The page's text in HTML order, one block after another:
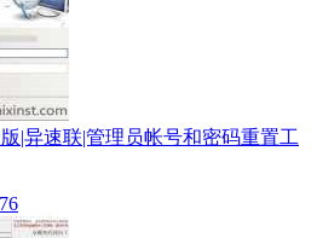
|异速联|管理员帐号和密码重置工